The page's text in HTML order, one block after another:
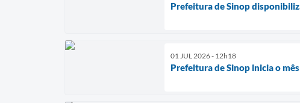
Prefeitura de Sinop
01 JUL 2026 - 12h18
Prefeitura de Sinop inicia o